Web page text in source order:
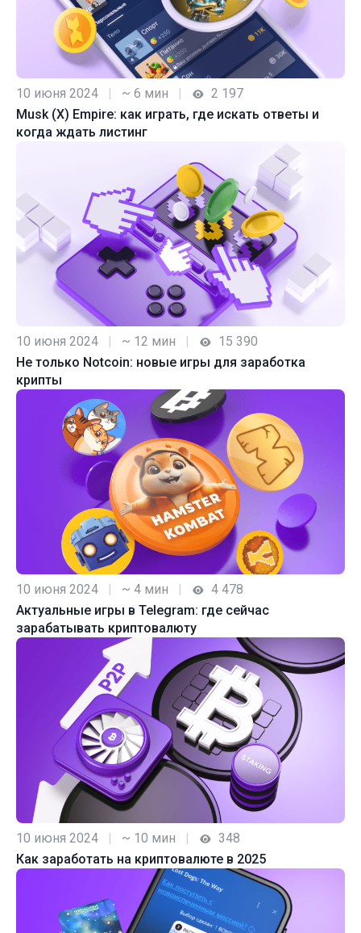
10 июня 2024 | ~ 6 мин |
2 197
Musk (X) Empire: как играть, где искать ответы и
когда ждать листинг
10 июня 2024 ~ 12 мин
15 390
Не только Notcoin: новые игры для заработка
крипты
10 июня 2024 ~ 4 мин
4 478
Актуальные игры в Telegram: где сейчас
зарабатывать криптовалюту
10 июня 2024 | ~ 10 мин |
348
Как заработать на криптовалюте в 2025